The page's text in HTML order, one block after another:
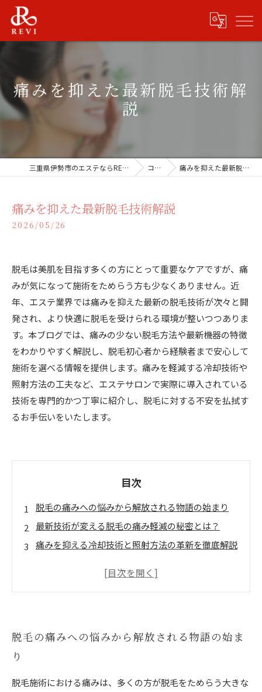
痛みを抑えた最新脱毛技術解
説
三重県伊勢市のエステならREVISHOP 伊勢店 コラム 痛みを抑えた最新脱毛技術解説
痛みを抑えた最新脱毛技術解説
2026/05/26
脱毛は美肌を目指す多くの方にとって重要なケアですが、痛
みが気になって施術をためらう方も少なくありません。近
年、エステ業界では痛みを抑えた最新の脱毛技術が次々と開
発され、より快適に脱毛を受けられる環境が整いつつありま
す。本ブログでは、痛みの少ない脱毛方法や最新機器の特徴
をわかりやすく解説し、脱毛初心者から経験者まで安心して
施術を選べる情報を提供します。痛みを軽減する冷却技術や
照射方法の工夫など、エステサロンで実際に導入されている
技術を専門的かつ丁寧に紹介し、脱毛に対する不安を払拭す
るお手伝いをいたします。
目次
脱毛の痛みへの悩みから解放される物語の始まり
最新技術が変える脱毛の痛み軽減の秘密とは？
痛みを抑える冷却技術と照射方法の革新を徹底解説
ント
脱毛の痛みへの悩みから解放される物語の始ま
り
脱毛施術における痛みは、多くの方が脱毛をためらう大きな